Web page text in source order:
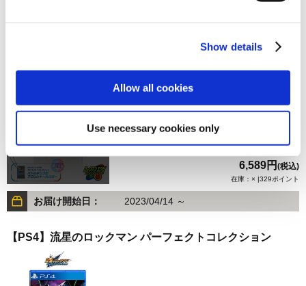
Show details
Allow all cookies
Use necessary cookies only
【PS4】ロックマンエグゼ アドバンスドコレクション 通
常版 / イーカプコン購入特典付
6,589円 (税込)
在庫：× |329ポイント
お届け開始日： 2023/04/14 ～
【PS4】流星のロックマン パーフェクトコレクション